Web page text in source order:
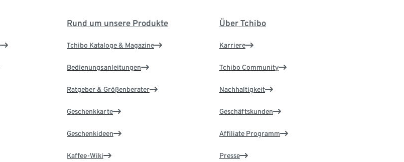
Rund um unsere Produkte
Tchibo Kataloge & Magazine
Bedienungsanleitungen
Ratgeber & Größenberater
Geschenkkarte
Geschenkideen
Kaffee-Wiki
Über Tchibo
Karriere
Tchibo Community
Nachhaltigkeit
Geschäftskunden
Affiliate Programm
Presse